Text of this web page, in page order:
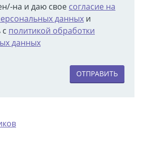
на и даю свое согласие на
данных и
политикой обработки
данных
ОТПРАВИТЬ